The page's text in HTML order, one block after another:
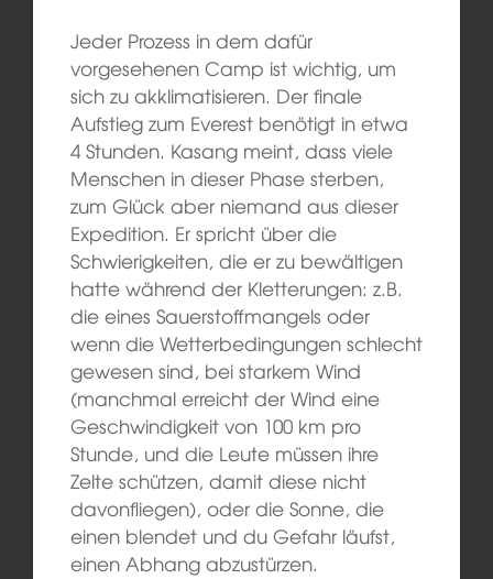
Jeder Prozess in dem dafür
vorgesehenen Camp ist wichtig, um
sich zu akklimatisieren. Der finale
Aufstieg zum Everest benötigt in etwa
4 Stunden. Kasang meint, dass viele
Menschen in dieser Phase sterben,
zum Glück aber niemand aus dieser
Expedition. Er spricht über die
Schwierigkeiten, die er zu bewältigen
hatte während der Kletterungen: z.B.
die eines Sauerstoffmangels oder
wenn die Wetterbedingungen schlecht
gewesen sind, bei starkem Wind
(manchmal erreicht der Wind eine
Geschwindigkeit von 100 km pro
Stunde, und die Leute müssen ihre
Zelte schützen, damit diese nicht
davonfliegen), oder die Sonne, die
einen blendet und du Gefahr läufst,
einen Abhang abzustürzen.